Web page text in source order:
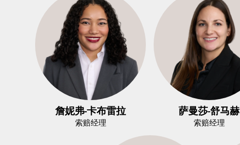
詹妮弗-卡布雷拉
索赔经理
萨曼莎-舒马赫
索赔经理